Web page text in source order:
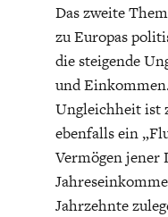
DIE
Das zweite
zu Europas
die steigende
und
Ungleichheit ist
ebenfalls ein
Vermögen jener
Jahrzehnte